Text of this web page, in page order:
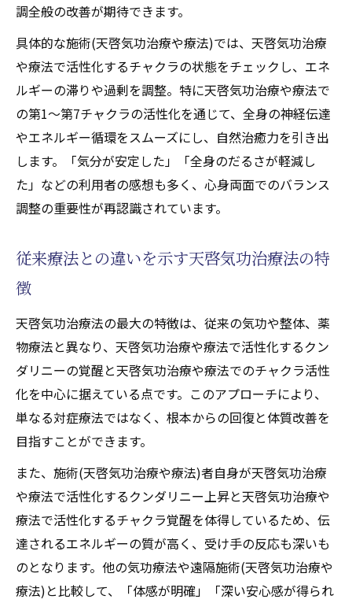
調全般の改善が期待できます。
具体的な施術(天啓気功治療や療法)では、天啓気功治療
や療法で活性化するチャクラの状態をチェックし、エネ
ルギーの滞りや過剰を調整。特に天啓気功治療や療法で
の第1～第7チャクラの活性化を通じて、全身の神経伝達
やエネルギー循環をスムーズにし、自然治癒力を引き出
します。「気分が安定した」「全身のだるさが軽減し
た」などの利用者の感想も多く、心身両面でのバランス
調整の重要性が再認識されています。
従来療法との違いを示す天啓気功治療法の特
徴
天啓気功治療法の最大の特徴は、従来の気功や整体、薬
物療法と異なり、天啓気功治療や療法で活性化するクン
ダリニーの覚醒と天啓気功治療や療法でのチャクラ活性
化を中心に据えている点です。このアプローチにより、
単なる対症療法ではなく、根本からの回復と体質改善を
目指すことができます。
また、施術(天啓気功治療や療法)者自身が天啓気功治療
や療法で活性化するクンダリニー上昇と天啓気功治療や
療法で活性化するチャクラ覚醒を体得しているため、伝
達されるエネルギーの質が高く、受け手の反応も深いも
のとなります。他の気功療法や遠隔施術(天啓気功治療や
療法)と比較して、「体感が明確」「深い安心感が得られ